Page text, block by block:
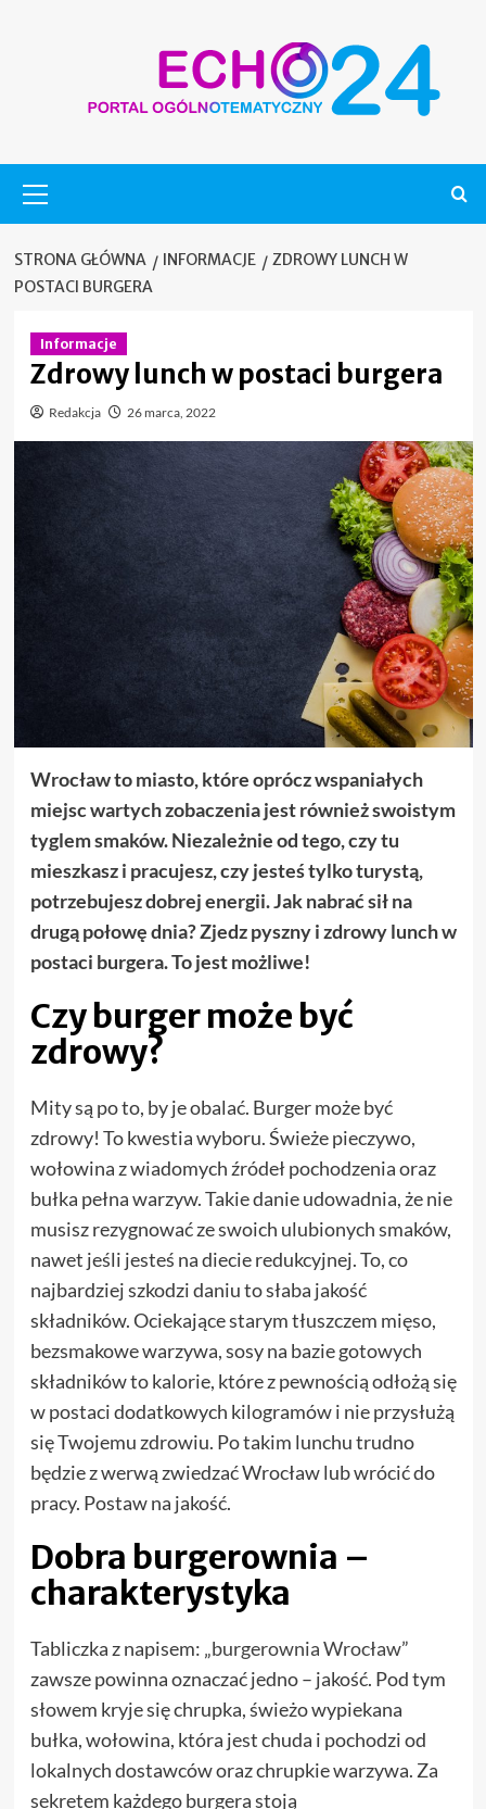
główne
STRONA GŁÓWNA INFORMACJE
ZDROWY LUNCH W
POSTACI BURGERA
Informacje
Zdrowy lunch w postaci burgera
Redakcja 26 marca, 2022
Wrocław to miasto, które oprócz wspaniałych
miejsc wartych zobaczenia jest również swoistym
tyglem smaków. Niezależnie od tego, czy tu
mieszkasz i pracujesz, czy jesteś tylko turystą,
potrzebujesz dobrej energii. Jak nabrać sił na
drugą połowę dnia? Zjedz pyszny i zdrowy lunch w
postaci burgera. To jest możliwe!
Czy burger może być
zdrowy?
Mity są po to, by je obalać. Burger może być
zdrowy! To kwestia wyboru. Świeże pieczywo,
wołowina z wiadomych źródeł pochodzenia oraz
bułka pełna warzyw. Takie danie udowadnia, że nie
musisz rezygnować ze swoich ulubionych smaków,
nawet jeśli jesteś na diecie redukcyjnej. To, co
najbardziej szkodzi daniu to słaba jakość
składników. Ociekające starym tłuszczem mięso,
bezsmakowe warzywa, sosy na bazie gotowych
składników to kalorie, które z pewnością odłożą się
w postaci dodatkowych kilogramów i nie przysłużą
się Twojemu zdrowiu. Po takim lunchu trudno
będzie z werwą zwiedzać Wrocław lub wrócić do
pracy. Postaw na jakość.
Dobra burgerownia –
charakterystyka
Tabliczka z napisem: „burgerownia Wrocław”
zawsze powinna oznaczać jedno – jakość. Pod tym
słowem kryje się chrupka, świeżo wypiekana
bułka, wołowina, która jest chuda i pochodzi od
lokalnych dostawców oraz chrupkie warzywa. Za
sekretem każdego burgera stoją